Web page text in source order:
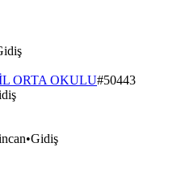
ORTA OKULU#50443
•Gidiş